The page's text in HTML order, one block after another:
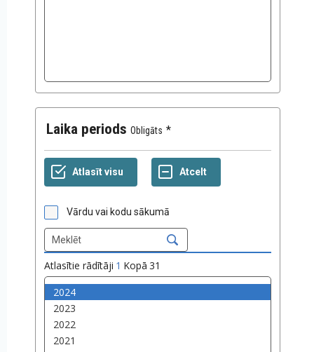
Laika periods Obligāts
Vārdu vai kodu sākumā
Atlasītie rādītāji 1 Kopā 31